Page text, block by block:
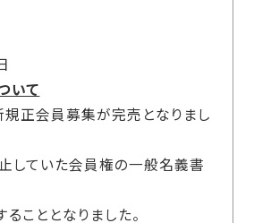
いて
規正会員募集が完売となりまし
していた会員権の一般名義書
こととなりました。